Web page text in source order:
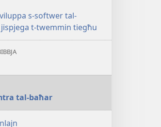
s-softwer tal-
t-twemmin tiegħu
tal-baħar